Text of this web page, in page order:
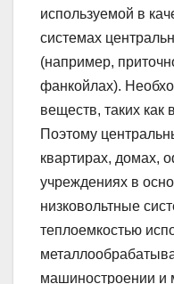
используемой в
системах
(например,
фанкойлах).
веществ, таких как
Поэтому
квартирах, домах,
учреждениях в
низковольтные
теплоемкостью
машиностроении и